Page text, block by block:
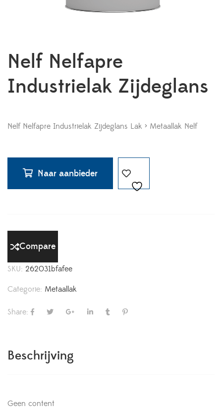
Nelf Nelfapre
Industrielak Zijdeglans
Nelf Nelfapre Industrielak Zijdeglans Lak > Metaallak Nelf
Naar aanbieder
Compare
SKU: 262031bfafee
Categorie: Metaallak
Share:
Beschrijving
Geen content